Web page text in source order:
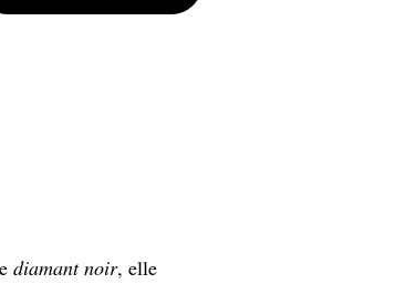
diamant noir, elle